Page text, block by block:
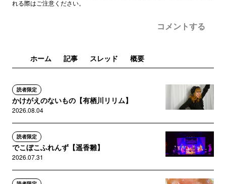
れる際はご注意ください。
コメントする
ホーム 記事 スレッド 概要
読者限定
かけがえのないもの【有栖川リリム】
2026.08.04
読者限定
でこぼこふれんず【遥香雛】
2026.07.31